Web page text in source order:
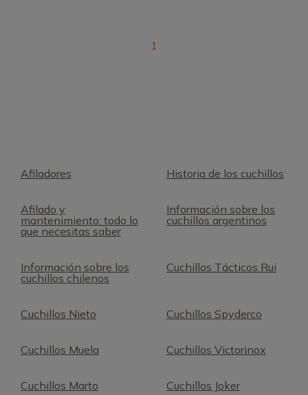
1
Afiladores Historia de los cuchillos
Afilado y
mantenimiento: todo lo
que necesitas saber
Información sobre los
cuchillos argentinos
Información sobre los
cuchillos chilenos
Cuchillos Tácticos Rui
Cuchillos Nieto Cuchillos Spyderco
Cuchillos Muela Cuchillos Victorinox
Cuchillos Marto Cuchillos Joker